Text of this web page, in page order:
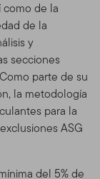
como de la
de la
y
secciones
parte de su
la metodología
para la
ASG
del 5% de